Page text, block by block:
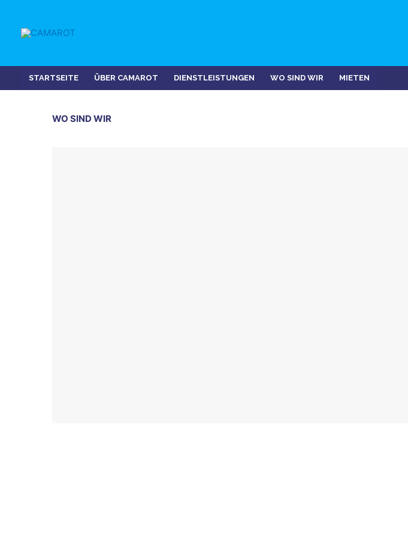
springen
STARTSEITE ÜBER CAMAROT DIENSTLEISTUNGEN WO SIND WIR MIETEN
WO SIND WIR